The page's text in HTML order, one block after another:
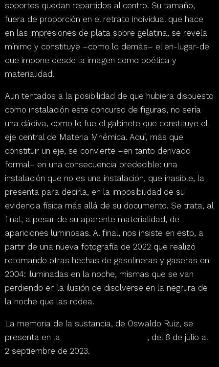
soportes quedan repartidos al centro. Su tamaño,
fuera de proporción en el retrato individual que hace
en las impresiones de plata sobre gelatina, se revela
mínimo y constituye –como lo demás– el en-lugar-de
que impone desde la imagen como poética y
materialidad.
Aun tentados a la posibilidad de que hubiera dispuesto
como instalación este concurso de figuras, no sería
una dádiva, como lo fue el gabinete que constituye el
eje central de Materia Mnémica. Aquí, más que
constituir un eje, se convierte –en tanto derivado
formal– en una consecuencia predecible: una
instalación que no es una instalación, que inasible, la
presenta para decirla, en la imposibilidad de su
evidencia física más allá de su documento. Se trata, al
final, a pesar de su aparente materialidad, de
apariciones luminosas. Al final, nos insiste en esto, a
partir de una nueva fotografía de 2022 que realizó
retomando otras hechas de gasolineras y gaseras en
2004: iluminadas en la noche, mismas que se van
perdiendo en la ilusión de disolverse en la negrura de
la noche que las rodea.
La memoria de la sustancia, de Oswaldo Ruiz, se
presenta en la
, del 8 de julio al
2 septiembre de 2023.